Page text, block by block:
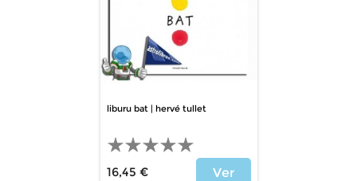
liburu bat | hervé tullet
16,45 €
Ver